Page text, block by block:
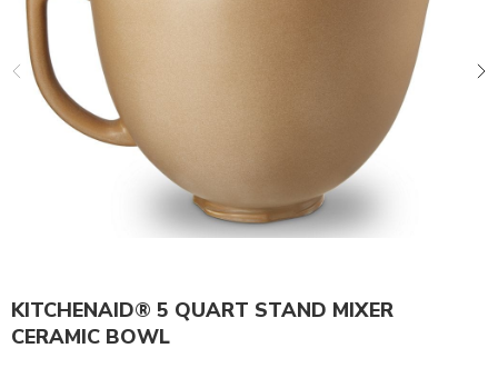
KITCHENAID® 5 QUART STAND MIXER
CERAMIC BOWL